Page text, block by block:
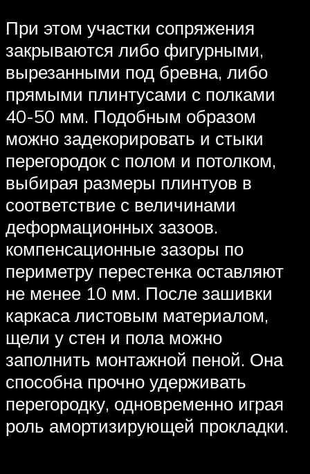
При этом участки сопряжения
закрываются либо фигурными,
вырезанными под бревна, либо
прямыми плинтусами с полками
40-50 мм. Подобным образом
можно задекорировать и стыки
перегородок с полом и потолком,
выбирая размеры плинтуов в
соответствие с величинами
деформационных зазоов.
компенсационные зазоры по
периметру перестенка оставляют
не менее 10 мм. После зашивки
каркаса листовым материалом,
щели у стен и пола можно
заполнить монтажной пеной. Она
способна прочно удерживать
перегородку, одновременно играя
роль амортизирующей прокладки.